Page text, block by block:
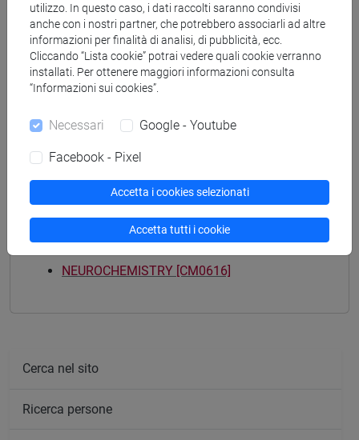
Corsi di studio e percorsi
[CMR13] ENGINEERING PHYSICS - Laurea
magistrale (DM270)
[CMR7] CHIMICA E TECNOLOGIE SOSTENIBILI
- Laurea magistrale (DM270)
chimica/ chimica industriale
Mutua da
NEUROCHEMISTRY [CM0616]
Cerca nel sito
Ricerca persone
utilizzo. In questo caso, i dati raccolti saranno condivisi
anche con i nostri partner, che potrebbero associarli ad altre
informazioni per finalità di analisi, di pubblicità, ecc.
Cliccando “Lista cookie” potrai vedere quali cookie verranno
installati. Per ottenere maggiori informazioni consulta
“Informazioni sui cookies”.
Necessari Google - Youtube
Facebook - Pixel
Accetta i cookies selezionati
Accetta tutti i cookie